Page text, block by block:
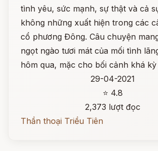
tình yêu, sức mạnh, sự thật và cả
không những xuất hiện trong các
cổ phương Đông. Câu chuyện
ngọt ngào tươi mát của mối tình
hôm qua, mặc cho bối cảnh khá
29-04-2021
⭐ 4.8
2,373 lượt đọc
Thần thoại Triều Tiên